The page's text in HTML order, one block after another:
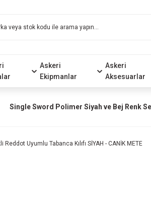
Askeri
Ekipmanlar
Askeri
Aksesuarlar
Single Sword Polimer Siyah ve Bej Renk